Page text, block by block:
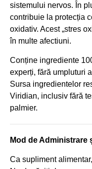
sistemului nervos. În
contribuie la protecția
oxidativ. Acest „stres
în multe afectiuni.
Conține ingrediente
experți, fără umpluturi
Sursa ingredientelor
Viridian, inclusiv fără
palmier.
Mod de Administrare
Ca supliment